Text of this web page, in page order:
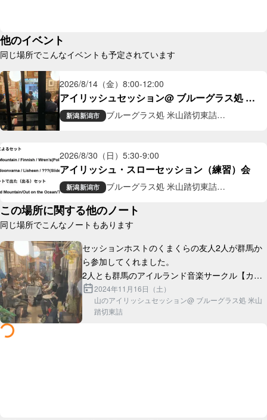
他のイベント
同じ場所でこんなイベントも予定されています
2026/8/14（金） 8:00-12:00
アイリッシュセッション@ ブルーグラス処 米
山踏切東詰
新潟新潟市
ブルーグラス処 米山踏切東詰
2026/8/30（日） 5:30-9:00
アイリッシュ・スローセッション（練習）会
新潟新潟市
ブルーグラス処 米山踏切東詰
この場所に関する他のノート
同じ場所でこんなノートもあります
セッションホストのくまくらの友人2人が群馬か
ら参加してくれました。
2人とも群馬のアイルランド音楽サークル【カパ
ルトーン】に所属しており、隣県同士の交流を深
めるいい機会となりました。
2024年11月16日（土）
山のアイリッシュセッション@ ブルーグラス処 米山
踏切東詰